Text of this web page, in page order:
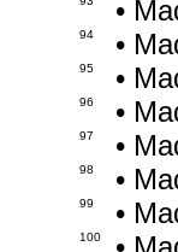
•
94 •
95 •
96 •
97 •
98 •
99 •
100